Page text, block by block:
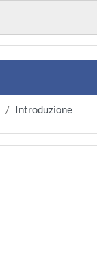
Introduzione